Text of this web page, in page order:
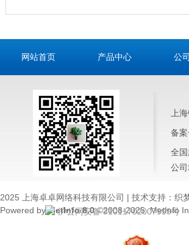
网站首页 产品中心 公
上
备案
全
公
2025 上海卓卓网络科技有限公司 | 技术支持：织
Powered byMetInfo 8.0©2008-2025MetInfo
沪公网安备 31011702007999号